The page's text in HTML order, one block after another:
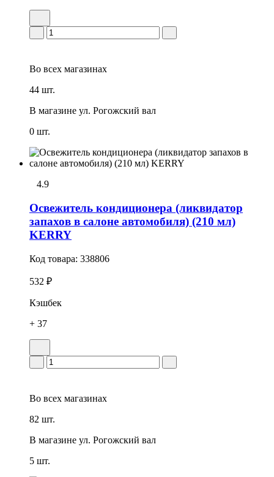
Во всех магазинах
44 шт.
В магазине ул. Рогожский вал
0 шт.
4.9
Освежитель кондиционера (ликвидатор
запахов в салоне автомобиля) (210 мл)
KERRY
Код товара: 338806
532 ₽
Кэшбек
+ 37
Во всех магазинах
82 шт.
В магазине ул. Рогожский вал
5 шт.